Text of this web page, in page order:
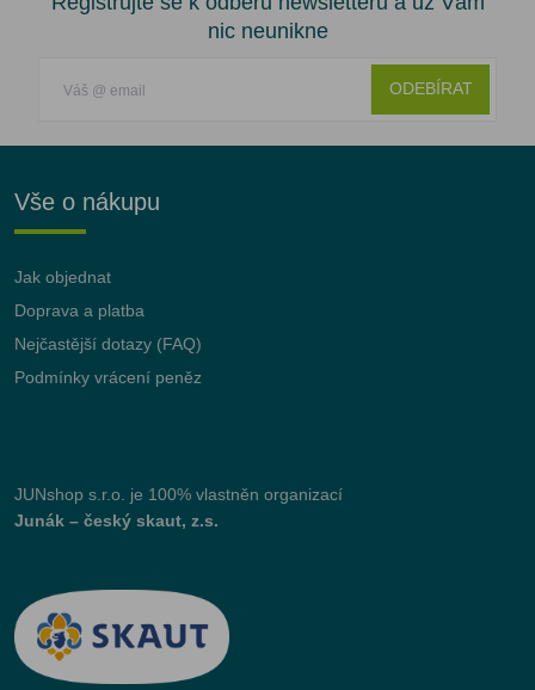
nic neunikne
ODEBÍRAT
Vše o nákupu
Jak objednat
Doprava a platba
Nejčastější dotazy (FAQ)
Podmínky vrácení peněz
JUNshop s.r.o.
je 100% vlastněn organizací
Junák – český skaut, z.s.